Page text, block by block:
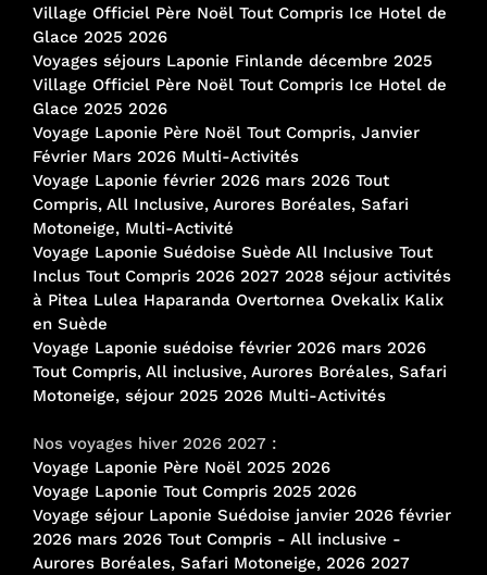
Village Officiel Père Noël Tout Compris Ice Hotel de
Glace 2025 2026
Voyages séjours Laponie Finlande décembre 2025
Village Officiel Père Noël Tout Compris Ice Hotel de
Glace 2025 2026
Voyage Laponie Père Noël Tout Compris, Janvier
Février Mars 2026 Multi-Activités
Voyage Laponie février 2026 mars 2026 Tout
Compris, All Inclusive, Aurores Boréales, Safari
Motoneige, Multi-Activité
Voyage Laponie Suédoise Suède All Inclusive Tout
Inclus Tout Compris 2026 2027 2028 séjour activités
à Pitea Lulea Haparanda Overtornea Ovekalix Kalix
en Suède
Voyage Laponie suédoise février 2026 mars 2026
Tout Compris, All inclusive, Aurores Boréales, Safari
Motoneige, séjour 2025 2026 Multi-Activités
Nos voyages hiver 2026 2027 :
Voyage Laponie Père Noël 2025 2026
Voyage Laponie Tout Compris 2025 2026
Voyage séjour Laponie Suédoise janvier 2026 février
2026 mars 2026 Tout Compris - All inclusive -
Aurores Boréales, Safari Motoneige, 2026 2027